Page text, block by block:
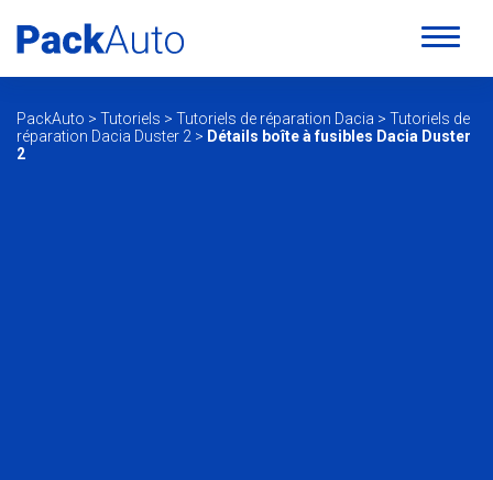
PackAuto > Tutoriels > Tutoriels de réparation Dacia > Tutoriels de
réparation Dacia Duster 2 > Détails boîte à fusibles Dacia Duster
2